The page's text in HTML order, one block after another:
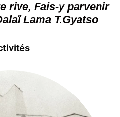
rive, Fais-y parvenir
Lama T.Gyatso